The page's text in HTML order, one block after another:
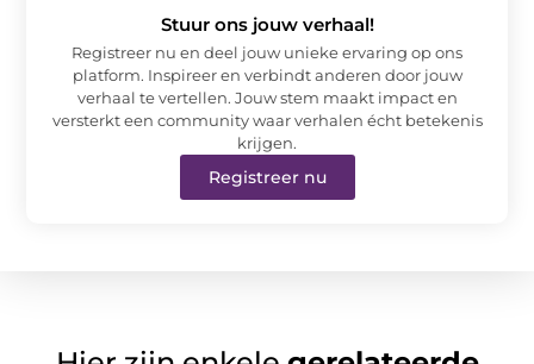
Stuur ons jouw verhaal!
Registreer nu en deel jouw unieke ervaring op ons
platform. Inspireer en verbindt anderen door jouw
verhaal te vertellen. Jouw stem maakt impact en
versterkt een community waar verhalen écht betekenis
krijgen.
Registreer nu